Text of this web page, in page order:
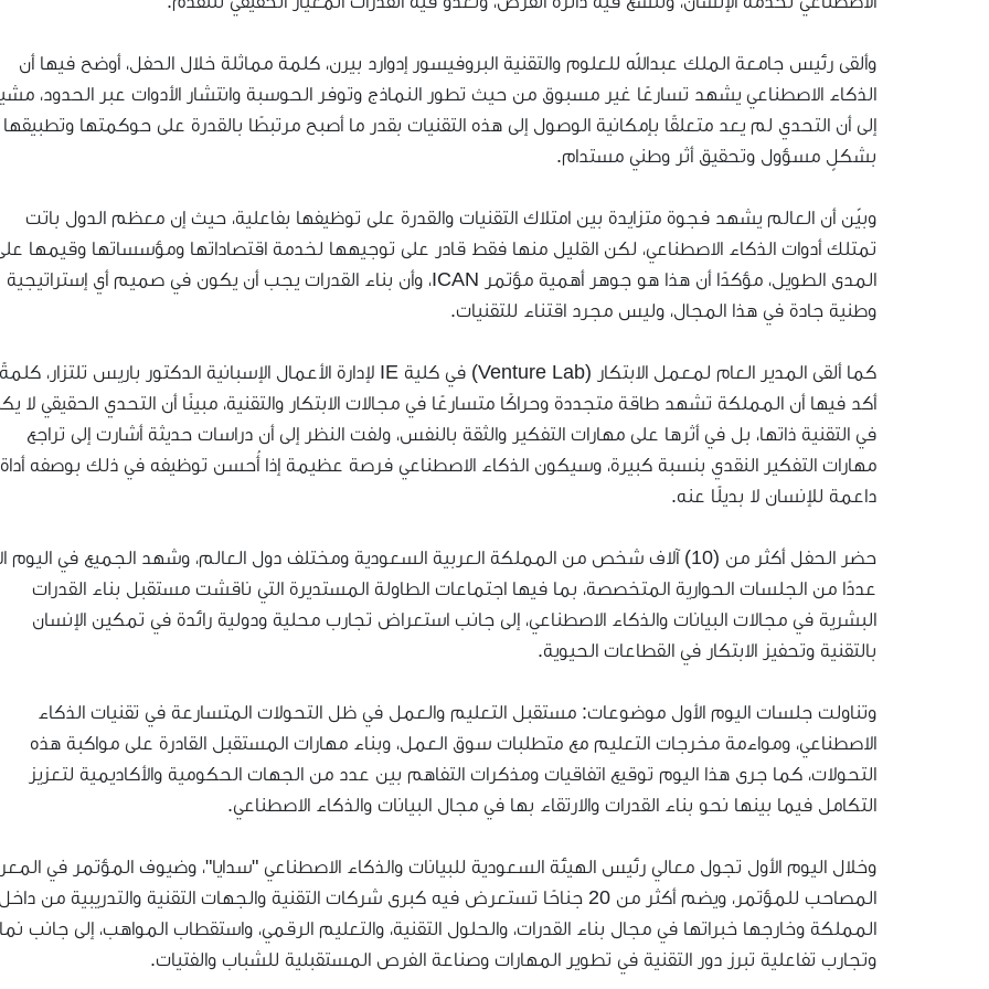
وألقى رئيس جامعة الملك عبدالله للعلوم والتقنية البروفيسور إدوارد بيرن، كلمة مماثلة خلال الحفل، أوضح فيها أن
الذكاء الاصطناعي يشهد تسارعًا غير مسبوق من حيث تطور النماذج وتوفر الحوسبة وانتشار الأدوات عبر الحدود،
إلى أن التحدي لم يعد متعلقًا بإمكانية الوصول إلى هذه التقنيات بقدر ما أصبح مرتبطًا بالقدرة على حوكمتها وتطبيقها
بشكلٍ مسؤول وتحقيق أثر وطني مستدام.
وبيّن أن العالم يشهد فجوة متزايدة بين امتلاك التقنيات والقدرة على توظيفها بفاعلية، حيث إن معظم الدول باتت
تمتلك أدوات الذكاء الاصطناعي، لكن القليل منها فقط قادر على توجيهها لخدمة اقتصاداتها ومؤسساتها وقيمها
المدى الطويل، مؤكدًا أن هذا هو جوهر أهمية مؤتمر ICAN، وأن بناء القدرات يجب أن يكون في صميم أي إستراتيجية
وطنية جادة في هذا المجال، وليس مجرد اقتناء للتقنيات.
كما ألقى المدير العام لمعمل الابتكار (Venture Lab) في كلية IE لإدارة الأعمال الإسبانية الدكتور باريس تلتزار، كلمةً
أكد فيها أن المملكة تشهد طاقة متجددة وحراكًا متسارعًا في مجالات الابتكار والتقنية، مبينًا أن التحدي الحقيقي لا
في التقنية ذاتها، بل في أثرها على مهارات التفكير والثقة بالنفس، ولفت النظر إلى أن دراسات حديثة أشارت إلى تراجع
مهارات التفكير النقدي بنسبة كبيرة، وسيكون الذكاء الاصطناعي فرصة عظيمة إذا أُحسن توظيفه في ذلك بوصفه أداة
داعمة للإنسان لا بديلًا عنه.
حضر الحفل أكثر من (10) آلاف شخص من المملكة العربية السعودية ومختلف دول العالم، وشهد الجميع في اليوم
عددًا من الجلسات الحوارية المتخصصة، بما فيها اجتماعات الطاولة المستديرة التي ناقشت مستقبل بناء القدرات
البشرية في مجالات البيانات والذكاء الاصطناعي، إلى جانب استعراض تجارب محلية ودولية رائدة في تمكين الإنسان
بالتقنية وتحفيز الابتكار في القطاعات الحيوية.
وتناولت جلسات اليوم الأول موضوعات: مستقبل التعليم والعمل في ظل التحولات المتسارعة في تقنيات الذكاء
الاصطناعي، ومواءمة مخرجات التعليم مع متطلبات سوق العمل، وبناء مهارات المستقبل القادرة على مواكبة هذه
التحولات، كما جرى هذا اليوم توقيع اتفاقيات ومذكرات التفاهم بين عدد من الجهات الحكومية والأكاديمية لتعزيز
التكامل فيما بينها نحو بناء القدرات والارتقاء بها في مجال البيانات والذكاء الاصطناعي.
وخلال اليوم الأول تجول معالي رئيس الهيئة السعودية للبيانات والذكاء الاصطناعي "سدايا"، وضيوف المؤتمر في
المصاحب للمؤتمر، ويضم أكثر من 20 جناحًا تستعرض فيه كبرى شركات التقنية والجهات التقنية والتدريبية من داخل
المملكة وخارجها خبراتها في مجال بناء القدرات، والحلول التقنية، والتعليم الرقمي، واستقطاب المواهب، إلى جانب
وتجارب تفاعلية تبرز دور التقنية في تطوير المهارات وصناعة الفرص المستقبلية للشباب والفتيات.